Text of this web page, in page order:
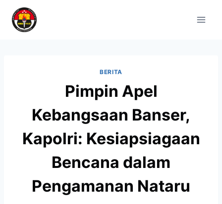
BERITA
Pimpin Apel
Kebangsaan Banser,
Kapolri: Kesiapsiagaan
Bencana dalam
Pengamanan Nataru